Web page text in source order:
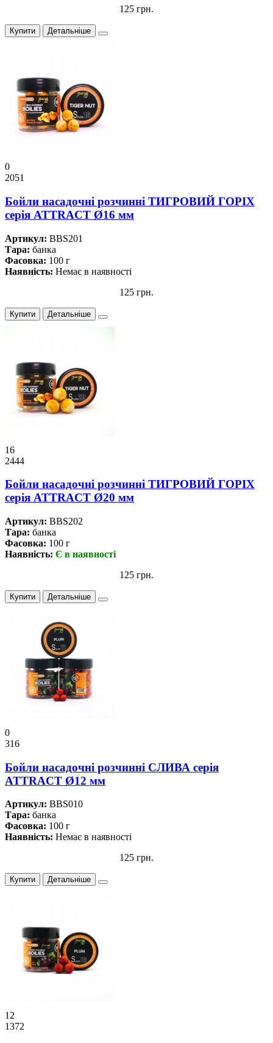
125 грн.
Купити Детальніше
0
2051
Бойли насадочні розчинні ТИГРОВИЙ ГОРІХ
серiя ATTRACT Ø16 мм
Артикул: BBS201
Тара: банка
Фасовка: 100 г
Наявність: Немає в наявності
125 грн.
Купити Детальніше
16
2444
Бойли насадочні розчинні ТИГРОВИЙ ГОРІХ
серiя ATTRACT Ø20 мм
Артикул: BBS202
Тара: банка
Фасовка: 100 г
Наявність: Є в наявності
125 грн.
Купити Детальніше
0
316
Бойли насадочні розчинні СЛИВА серiя
ATTRACT Ø12 мм
Артикул: BBS010
Тара: банка
Фасовка: 100 г
Наявність: Немає в наявності
125 грн.
Купити Детальніше
12
1372